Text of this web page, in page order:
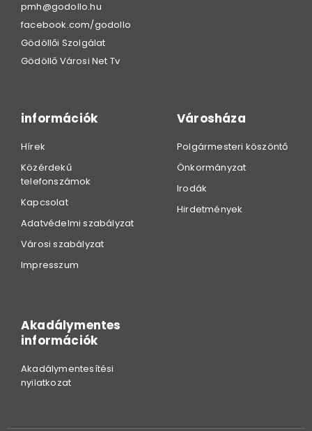
pmh@godollo.hu
facebook.com/godollo
Gödöllői Szolgálat
Gödöllő Városi Net Tv
információk
Hírek
Közérdekű
telefonszámok
Kapcsolat
Adatvédelmi szabályzat
Városi szabályzat
Impresszum
Városháza
Polgármesteri köszöntő
Önkormányzat
Irodák
Hirdetmények
Akadálymentes
információk
Akadálymentesítési
nyilatkozat